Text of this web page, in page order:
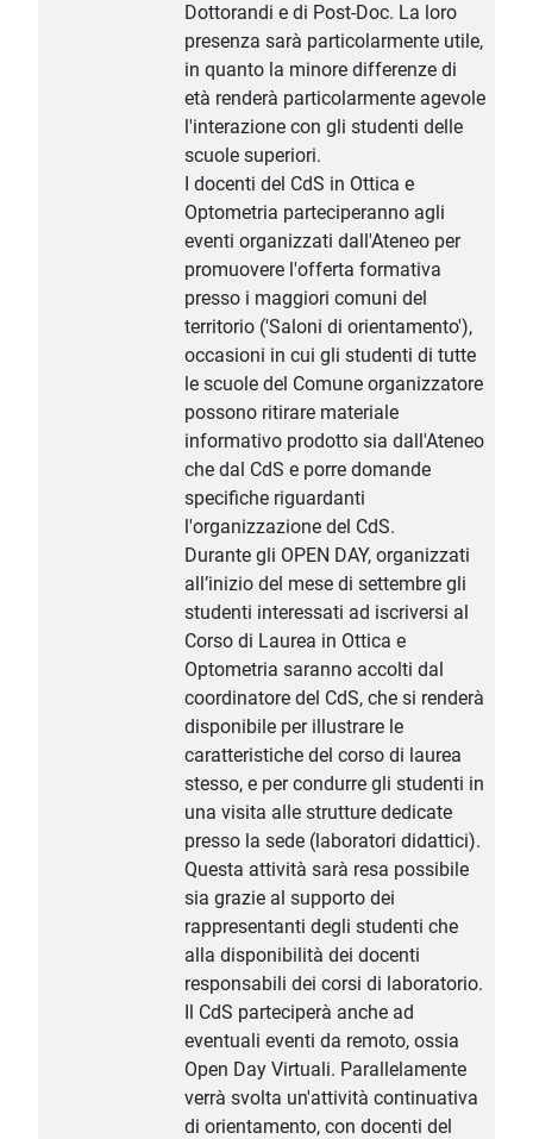
Dottorandi e di Post-Doc. La loro
presenza sarà particolarmente utile,
in quanto la minore differenze di
età renderà particolarmente agevole
l'interazione con gli studenti delle
scuole superiori.
I docenti del CdS in Ottica e
Optometria parteciperanno agli
eventi organizzati dall'Ateneo per
promuovere l'offerta formativa
presso i maggiori comuni del
territorio ('Saloni di orientamento'),
occasioni in cui gli studenti di tutte
le scuole del Comune organizzatore
possono ritirare materiale
informativo prodotto sia dall'Ateneo
che dal CdS e porre domande
specifiche riguardanti
l'organizzazione del CdS.
Durante gli OPEN DAY, organizzati
all’inizio del mese di settembre gli
studenti interessati ad iscriversi al
Corso di Laurea in Ottica e
Optometria saranno accolti dal
coordinatore del CdS, che si renderà
disponibile per illustrare le
caratteristiche del corso di laurea
stesso, e per condurre gli studenti in
una visita alle strutture dedicate
presso la sede (laboratori didattici).
Questa attività sarà resa possibile
sia grazie al supporto dei
rappresentanti degli studenti che
alla disponibilità dei docenti
responsabili dei corsi di laboratorio.
Il CdS parteciperà anche ad
eventuali eventi da remoto, ossia
Open Day Virtuali. Parallelamente
verrà svolta un'attività continuativa
di orientamento, con docenti del